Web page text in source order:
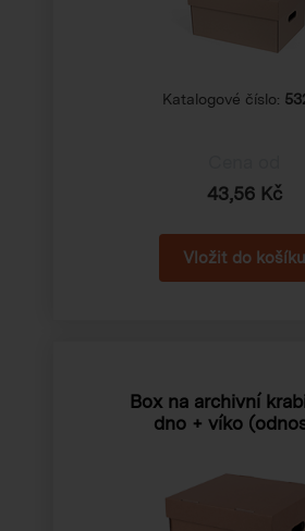
Katalogové číslo:
43,56 Kč
Box na archivní
dno + víko